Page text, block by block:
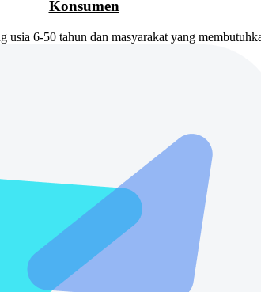
Konsumen
usia 6-50 tahun dan masyarakat yang